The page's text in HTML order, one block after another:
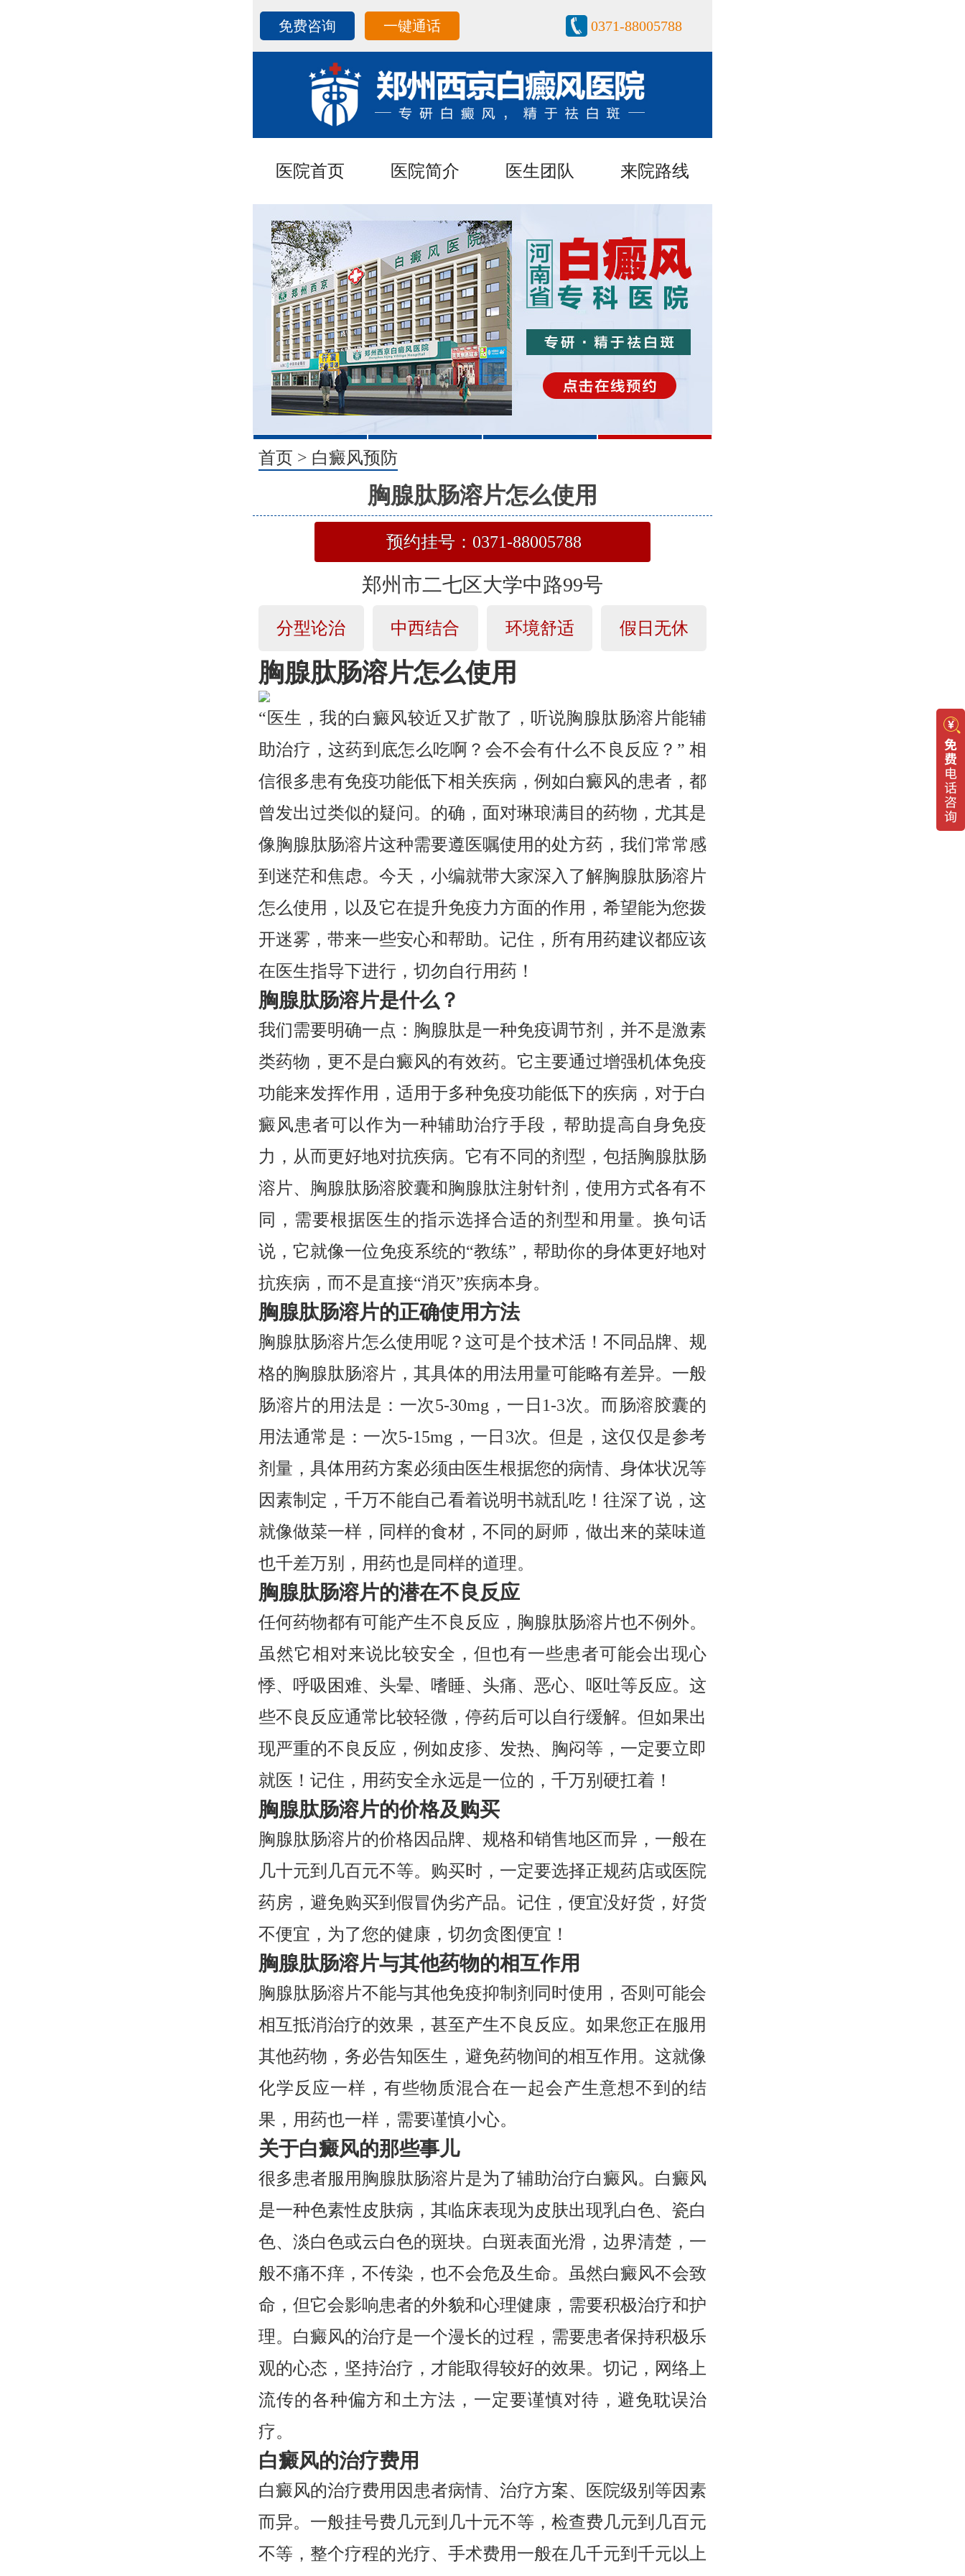
免费咨询 一键通话 0371-88005788
医院首页 医院简介 医生团队 来院路线
1 2 3 4
首页 > 白癜风预防
胸腺肽肠溶片怎么使用
预约挂号：0371-88005788
郑州市二七区大学中路99号
分型论治 中西结合 环境舒适 假日无休
胸腺肽肠溶片怎么使用
“医生，我的白癜风较近又扩散了，听说胸腺肽肠溶片能辅
助治疗，这药到底怎么吃啊？会不会有什么不良反应？” 相
信很多患有免疫功能低下相关疾病，例如白癜风的患者，都
曾发出过类似的疑问。的确，面对琳琅满目的药物，尤其是
像胸腺肽肠溶片这种需要遵医嘱使用的处方药，我们常常感
到迷茫和焦虑。今天，小编就带大家深入了解胸腺肽肠溶片
怎么使用，以及它在提升免疫力方面的作用，希望能为您拨
开迷雾，带来一些安心和帮助。记住，所有用药建议都应该
在医生指导下进行，切勿自行用药！
胸腺肽肠溶片是什么？
我们需要明确一点：胸腺肽是一种免疫调节剂，并不是激素
类药物，更不是白癜风的有效药。它主要通过增强机体免疫
功能来发挥作用，适用于多种免疫功能低下的疾病，对于白
癜风患者可以作为一种辅助治疗手段，帮助提高自身免疫
力，从而更好地对抗疾病。它有不同的剂型，包括胸腺肽肠
溶片、胸腺肽肠溶胶囊和胸腺肽注射针剂，使用方式各有不
同，需要根据医生的指示选择合适的剂型和用量。换句话
说，它就像一位免疫系统的“教练”，帮助你的身体更好地对
抗疾病，而不是直接“消灭”疾病本身。
胸腺肽肠溶片的正确使用方法
胸腺肽肠溶片怎么使用呢？这可是个技术活！不同品牌、规
格的胸腺肽肠溶片，其具体的用法用量可能略有差异。一般
肠溶片的用法是：一次5-30mg，一日1-3次。而肠溶胶囊的
用法通常是：一次5-15mg，一日3次。但是，这仅仅是参考
剂量，具体用药方案必须由医生根据您的病情、身体状况等
因素制定，千万不能自己看着说明书就乱吃！往深了说，这
就像做菜一样，同样的食材，不同的厨师，做出来的菜味道
也千差万别，用药也是同样的道理。
胸腺肽肠溶片的潜在不良反应
任何药物都有可能产生不良反应，胸腺肽肠溶片也不例外。
虽然它相对来说比较安全，但也有一些患者可能会出现心
悸、呼吸困难、头晕、嗜睡、头痛、恶心、呕吐等反应。这
些不良反应通常比较轻微，停药后可以自行缓解。但如果出
现严重的不良反应，例如皮疹、发热、胸闷等，一定要立即
就医！记住，用药安全永远是一位的，千万别硬扛着！
胸腺肽肠溶片的价格及购买
胸腺肽肠溶片的价格因品牌、规格和销售地区而异，一般在
几十元到几百元不等。购买时，一定要选择正规药店或医院
药房，避免购买到假冒伪劣产品。记住，便宜没好货，好货
不便宜，为了您的健康，切勿贪图便宜！
胸腺肽肠溶片与其他药物的相互作用
胸腺肽肠溶片不能与其他免疫抑制剂同时使用，否则可能会
相互抵消治疗的效果，甚至产生不良反应。如果您正在服用
其他药物，务必告知医生，避免药物间的相互作用。这就像
化学反应一样，有些物质混合在一起会产生意想不到的结
果，用药也一样，需要谨慎小心。
关于白癜风的那些事儿
很多患者服用胸腺肽肠溶片是为了辅助治疗白癜风。白癜风
是一种色素性皮肤病，其临床表现为皮肤出现乳白色、瓷白
色、淡白色或云白色的斑块。白斑表面光滑，边界清楚，一
般不痛不痒，不传染，也不会危及生命。虽然白癜风不会致
命，但它会影响患者的外貌和心理健康，需要积极治疗和护
理。白癜风的治疗是一个漫长的过程，需要患者保持积极乐
观的心态，坚持治疗，才能取得较好的效果。切记，网络上
流传的各种偏方和土方法，一定要谨慎对待，避免耽误治
疗。
白癜风的治疗费用
白癜风的治疗费用因患者病情、治疗方案、医院级别等因素
而异。一般挂号费几元到几十元不等，检查费几元到几百元
不等，整个疗程的光疗、手术费用一般在几千元到千元以上